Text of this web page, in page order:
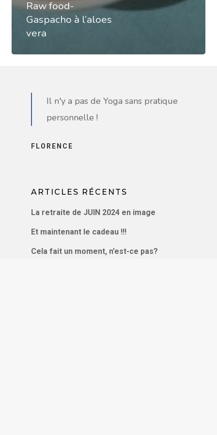
Raw food-
Gaspacho à l’aloes
vera
Il n'y a pas de Yoga sans pratique
personnelle !
FLORENCE
ARTICLES RÉCENTS
La retraite de JUIN 2024 en image
Et maintenant le cadeau !!!
Cela fait un moment, n’est-ce pas?